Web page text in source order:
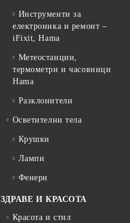
Инструменти за
електроника и ремонт –
iFixit, Hama
Метеостанции,
термометри и часовници
Hama
Разклонители
Осветителни тела
Крушки
Лампи
Фенери
ЗДРАВЕ И КРАСОТА
Красота и стил